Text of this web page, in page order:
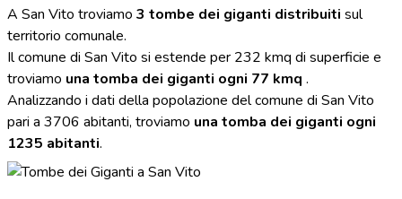
A San Vito troviamo 3 tombe dei giganti distribuiti sul
territorio comunale.
Il comune di San Vito si estende per 232 kmq di superficie e
troviamo una tomba dei giganti ogni 77 kmq .
Analizzando i dati della popolazione del comune di San Vito
pari a 3706 abitanti, troviamo una tomba dei giganti ogni
1235 abitanti.